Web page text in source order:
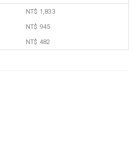
NT$ 1,833
NT$ 945
NT$ 482